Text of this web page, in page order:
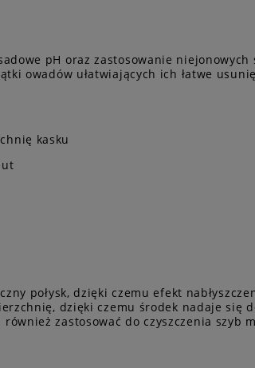
pH oraz zastosowanie
owadów ułatwiających ich łatwe
kasku
połysk, dzięki czemu efekt
dzięki czemu środek nadaje się
zastosować do czyszczenia szyb